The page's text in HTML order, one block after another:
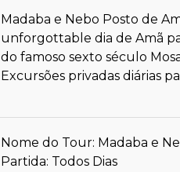
Madaba e Nebo Posto de
unforgottable dia de Amã
do famoso sexto século
Excursões privadas diárias
Nome do Tour: Madaba e
Partida: Todos Dias